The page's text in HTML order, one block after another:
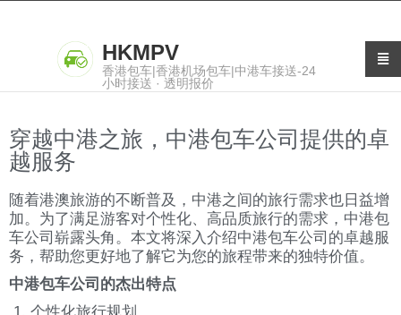
HKMPV
香港包车|香港机场包车|中港车接送-24
小时接送 · 透明报价
穿越中港之旅，中港包车公司提供的卓
越服务
随着港澳旅游的不断普及，中港之间的旅行需求也日益增
加。为了满足游客对个性化、高品质旅行的需求，中港包
车公司崭露头角。本文将深入介绍中港包车公司的卓越服
务，帮助您更好地了解它为您的旅程带来的独特价值。
中港包车公司的杰出特点